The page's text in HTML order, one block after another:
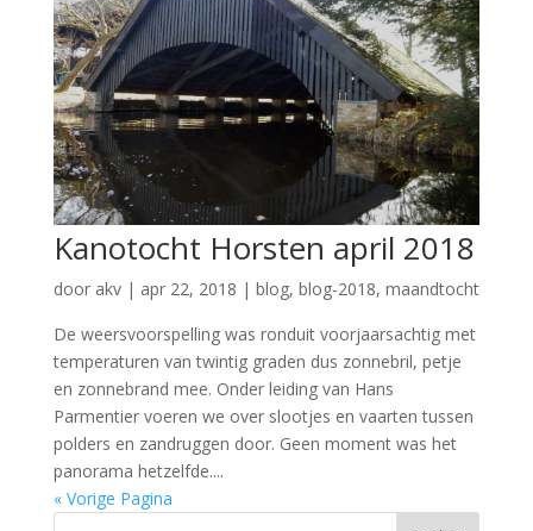
Kanotocht Horsten april 2018
door akv| apr 22, 2018 | blog, blog-2018, maandtocht
De weersvoorspelling was ronduit voorjaarsachtig met
temperaturen van twintig graden dus zonnebril, petje
en zonnebrand mee. Onder leiding van Hans
Parmentier voeren we over slootjes en vaarten tussen
polders en zandruggen door. Geen moment was het
panorama hetzelfde....
« Vorige Pagina